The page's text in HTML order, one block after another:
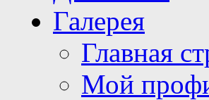
Галерея
Главная
Мой